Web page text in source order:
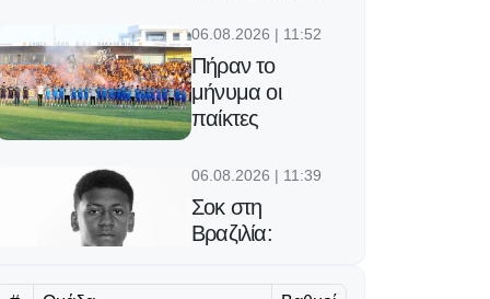
06.08.2026 | 11:52
Πήραν το
μήνυμα οι
παίκτες
06.08.2026 | 11:39
Σοκ στη
Βραζιλία: